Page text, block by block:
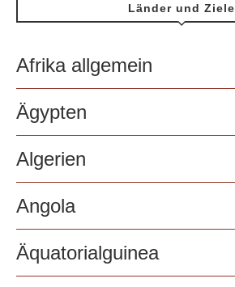
Länder und Ziele
Afrika allgemein
Ägypten
Algerien
Angola
Äquatorialguinea